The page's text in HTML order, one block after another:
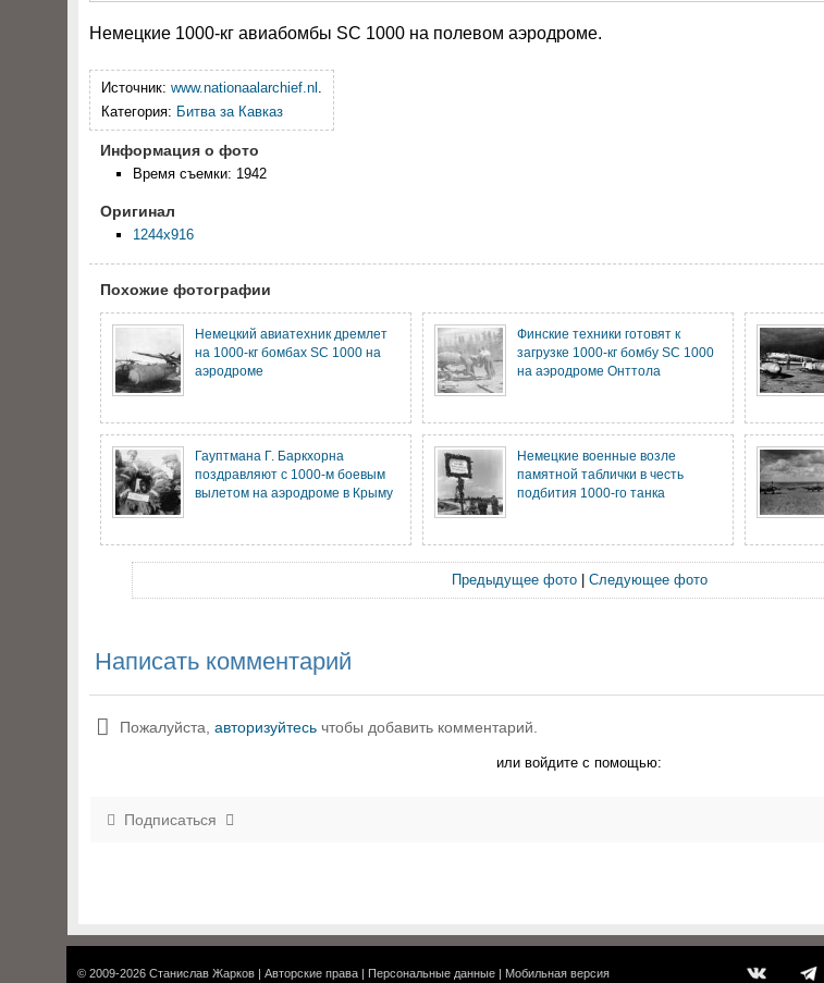
Немецкие 1000-кг авиабомбы SC 1000 на полевом аэродроме.
Источник: www.nationaalarchief.nl .
Категория: Битва за Кавказ
Информация о фото
Время съемки: 1942
Оригинал
1244x916
Похожие фотографии
Немецкий авиатехник дремлет
на 1000-кг бомбах SC 1000 на
аэродроме
Финские техники готовят к
загрузке 1000-кг бомбу SC 1000
на аэродроме Онттола
Гауптмана Г. Баркхорна
поздравляют с 1000-м боевым
вылетом на аэродроме в Крыму
Немецкие военные возле
памятной таблички в честь
подбития 1000-го танка
Предыдущее фото| Следующее фото
Написать комментарий
Пожалуйста, авторизуйтесь чтобы добавить комментарий.
или войдите с помощью:
Подписаться
© 2009-2026 Станислав Жарков | Авторские права | Персональные данные | Мобильная версия